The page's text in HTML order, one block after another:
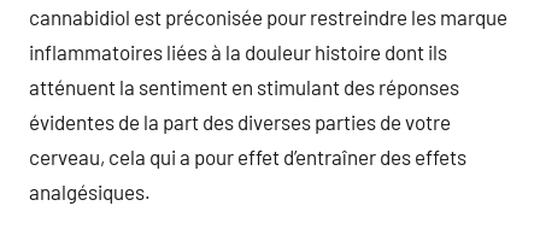
cannabidiol est préconisée pour restreindre les marque
inflammatoires liées à la douleur histoire dont ils
atténuent la sentiment en stimulant des réponses
évidentes de la part des diverses parties de votre
cerveau, cela qui a pour effet d’entraîner des effets
analgésiques.